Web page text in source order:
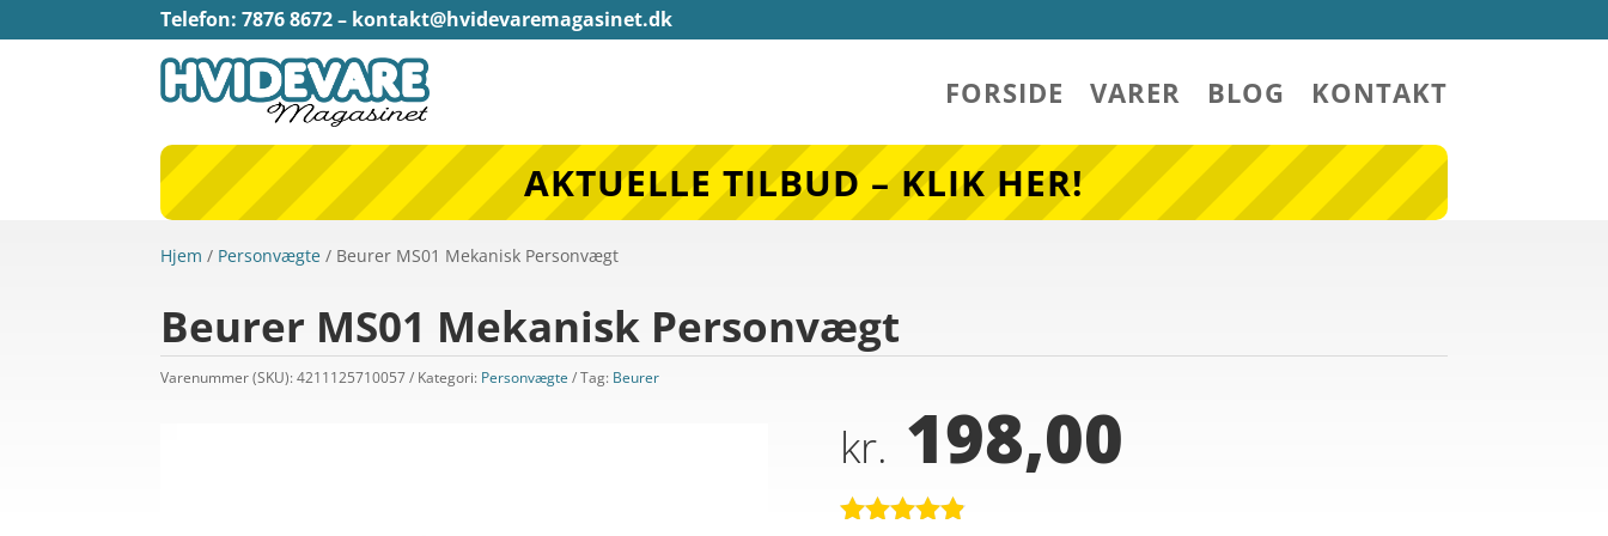
Telefon: 7876 8672 – kontakt@hvidevaremagasinet.dk
FORSIDE VARER BLOG KONTAKT
AKTUELLE TILBUD – KLIK HER!
Hjem / Personvægte / Beurer MS01 Mekanisk Personvægt
Beurer MS01 Mekanisk Personvægt
Varenummer (SKU):4211125710057 Kategori: Personvægte Tag: Beurer
kr. 198,00